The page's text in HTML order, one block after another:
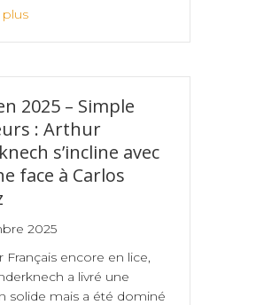
plus
2025 – Simple
: Arthur
s’incline avec
face à Carlos
2025
encore en lice,
a livré une
solide mais a été dominé